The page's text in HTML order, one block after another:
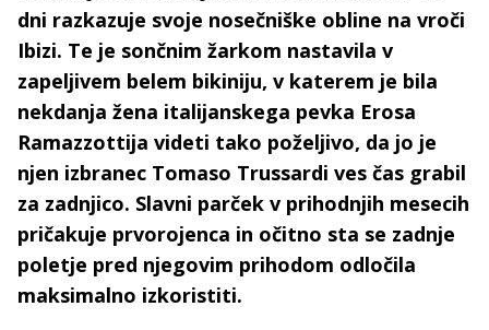
dni razkazuje svoje nosečniške obline na vroči
Ibizi. Te je sončnim žarkom nastavila v
zapeljivem belem bikiniju, v katerem je bila
nekdanja žena italijanskega pevka Erosa
Ramazzottija videti tako poželjivo, da jo je
njen izbranec Tomaso Trussardi ves čas grabil
za zadnjico. Slavni parček v prihodnjih mesecih
pričakuje prvorojenca in očitno sta se zadnje
poletje pred njegovim prihodom odločila
maksimalno izkoristiti.